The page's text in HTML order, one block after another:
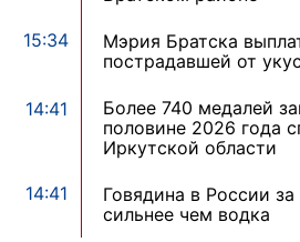
15:34
Мэрия Братска
пострадавшей от
14:41
Более 740 медалей
половине 2026 года
Иркутской области
14:41
Говядина в России
сильнее чем водка